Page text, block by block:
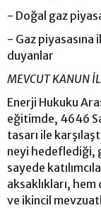
- Doğal gaz
- Gaz
duyanlar
MEVCUT KANUN
Enerji Hukuku
eğitimde, 4646
tasarı ile
neyi hedeflediği,
sayede
aksaklıkları, hem
ve ikincil